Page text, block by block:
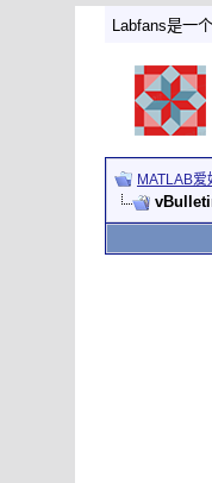
Labfans是一
MATLAB